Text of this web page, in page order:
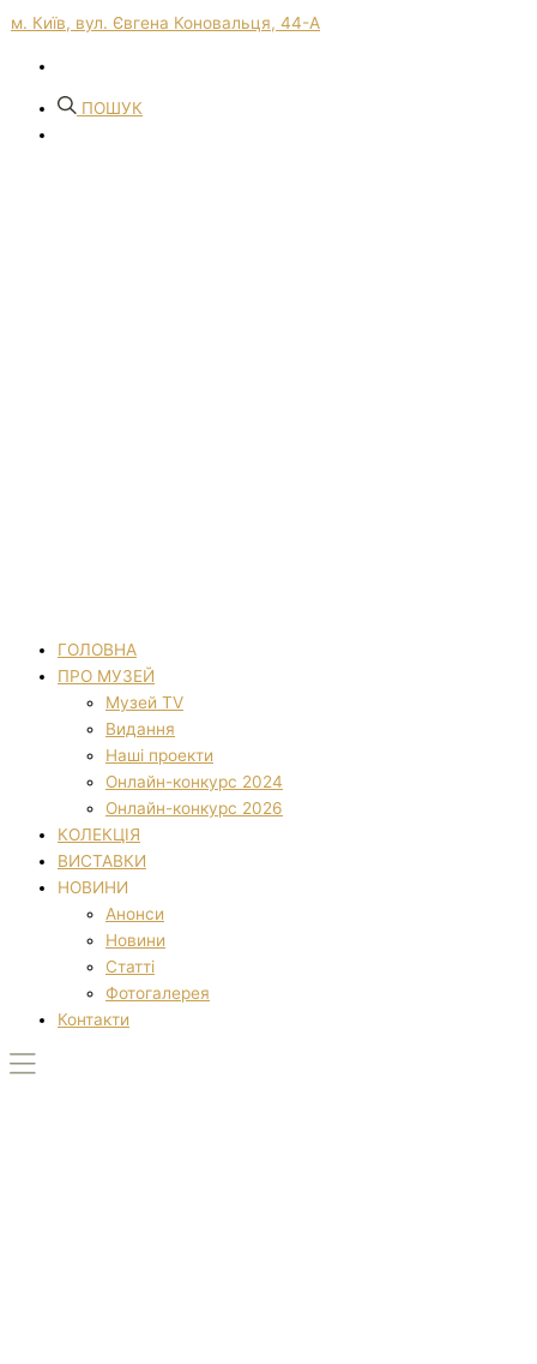
м. Київ, вул. Євгена Коновальця, 44-А
ПОШУК
ГОЛОВНА
ПРО МУЗЕЙ
Музей TV
Видання
Наші проекти
Онлайн-конкурс 2024
Онлайн-конкурс 2026
КОЛЕКЦІЯ
ВИСТАВКИ
НОВИНИ
Анонси
Новини
Статті
Фотогалерея
Контакти